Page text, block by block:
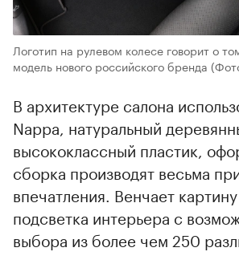
Логотип на рулевом колесе говорит о
модель нового российского бренда
В архитектуре салона
Nappa, натуральный
высококлассный пластик,
сборка производят весьма
впечатления. Венчает
подсветка интерьера с
выбора из более чем 250